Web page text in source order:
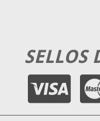
SELLOS